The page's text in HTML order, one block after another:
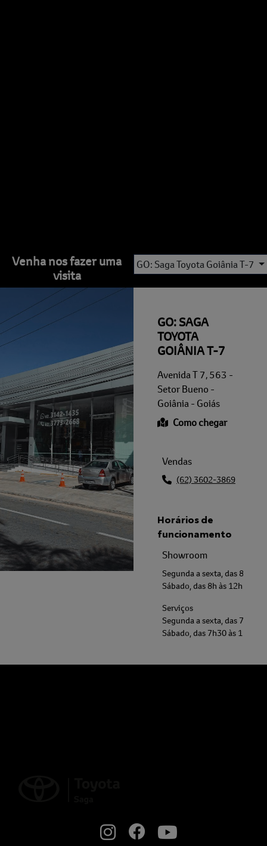
Venha nos fazer uma
visita
GO: Saga Toyota Goiânia T-7
GO: SAGA
TOYOTA
GOIÂNIA T-7
Avenida T 7, 563 -
Setor Bueno -
Goiânia - Goiás
Como chegar
Vendas
(62) 3602-3869
Horários de
funcionamento
Showroom
Segunda a sexta, das 8h às
Sábado, das 8h às 12h.
Serviços
Segunda a sexta, das 7h30
Sábado, das 7h30 às 12h.
Segunda a sexta, das 8h às